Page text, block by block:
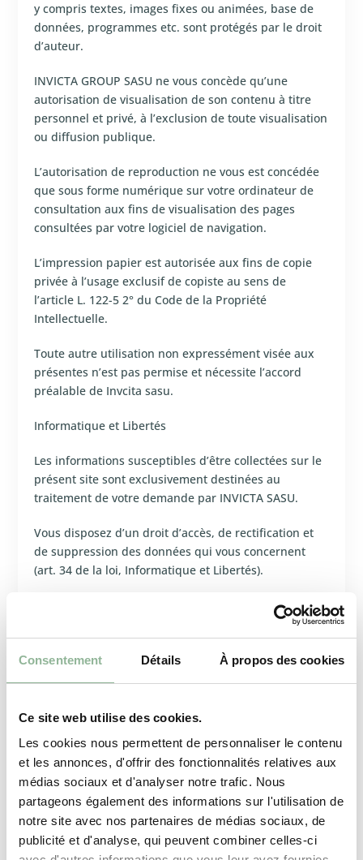
Consentement Détails À propos des cookies
Ce site web utilise des cookies.
Les cookies nous permettent de personnaliser le contenu
et les annonces, d'offrir des fonctionnalités relatives aux
médias sociaux et d'analyser notre trafic. Nous
partageons également des informations sur l'utilisation de
notre site avec nos partenaires de médias sociaux, de
publicité et d'analyse, qui peuvent combiner celles-ci
y compris textes, images fixes ou animées, base de
données, programmes etc. sont protégés par le droit
d’auteur.
INVICTA GROUP SASU ne vous concède qu’une
autorisation de visualisation de son contenu à titre
personnel et privé, à l’exclusion de toute visualisation
ou diffusion publique.
L’autorisation de reproduction ne vous est concédée
que sous forme numérique sur votre ordinateur de
consultation aux fins de visualisation des pages
consultées par votre logiciel de navigation.
L’impression papier est autorisée aux fins de copie
privée à l’usage exclusif de copiste au sens de
l’article L. 122-5 2° du Code de la Propriété
Intellectuelle.
Toute autre utilisation non expressément visée aux
présentes n’est pas permise et nécessite l’accord
préalable de Invcita sasu.
Informatique et Libertés
Les informations susceptibles d’être collectées sur le
présent site sont exclusivement destinées au
traitement de votre demande par INVICTA SASU.
Vous disposez d’un droit d’accès, de rectification et
de suppression des données qui vous concernent
(art. 34 de la loi, Informatique et Libertés).
Vous pouvez exercer ce droit en écrivant à l’adresse
INVICTA GROUP SASU
France
Malgré le soin apporté au traitement des
informations, INVICTA GROUP SASU décline toute
responsabilité concernant les erreurs ou omissions
portant sur les informations diffusées sur ce site.
INVICTA GROUP SASU ne peut être tenue responsable